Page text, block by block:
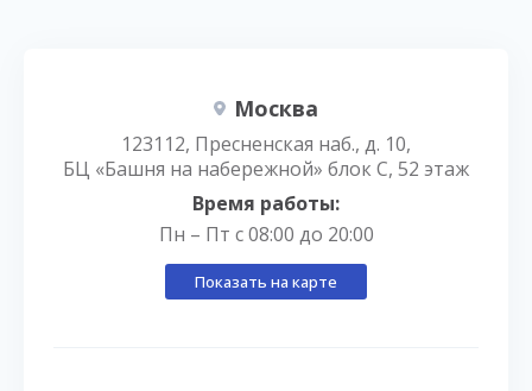
Москва
123112, Пресненская наб., д. 10,
БЦ «Башня на набережной» блок С, 52 этаж
Время работы:
Пн – Пт с 08:00 до 20:00
Показать на карте